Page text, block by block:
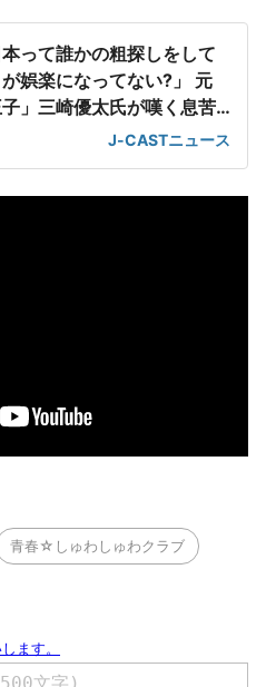
本って誰かの粗探しをして
娯楽になってない?」 元
子」三崎優太氏が嘆く息苦
J-CASTニュース
青春☆しゅわしゅわクラブ